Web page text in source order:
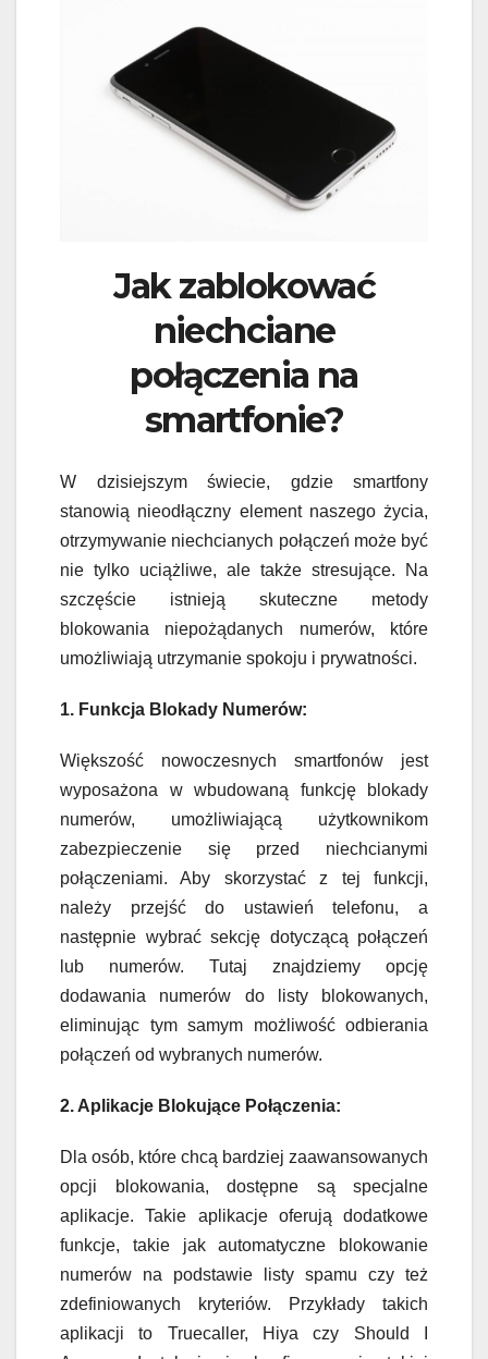
Jak zablokować
niechciane
połączenia na
smartfonie?
W dzisiejszym świecie, gdzie smartfony
stanowią nieodłączny element naszego życia,
otrzymywanie niechcianych połączeń może być
nie tylko uciążliwe, ale także stresujące. Na
szczęście istnieją skuteczne metody
blokowania niepożądanych numerów, które
umożliwiają utrzymanie spokoju i prywatności.
1. Funkcja Blokady Numerów:
Większość nowoczesnych smartfonów jest
wyposażona w wbudowaną funkcję blokady
numerów, umożliwiającą użytkownikom
zabezpieczenie się przed niechcianymi
połączeniami. Aby skorzystać z tej funkcji,
należy przejść do ustawień telefonu, a
następnie wybrać sekcję dotyczącą połączeń
lub numerów. Tutaj znajdziemy opcję
dodawania numerów do listy blokowanych,
eliminując tym samym możliwość odbierania
połączeń od wybranych numerów.
2. Aplikacje Blokujące Połączenia:
Dla osób, które chcą bardziej zaawansowanych
opcji blokowania, dostępne są specjalne
aplikacje. Takie aplikacje oferują dodatkowe
funkcje, takie jak automatyczne blokowanie
numerów na podstawie listy spamu czy też
zdefiniowanych kryteriów. Przykłady takich
aplikacji to Truecaller, Hiya czy Should I